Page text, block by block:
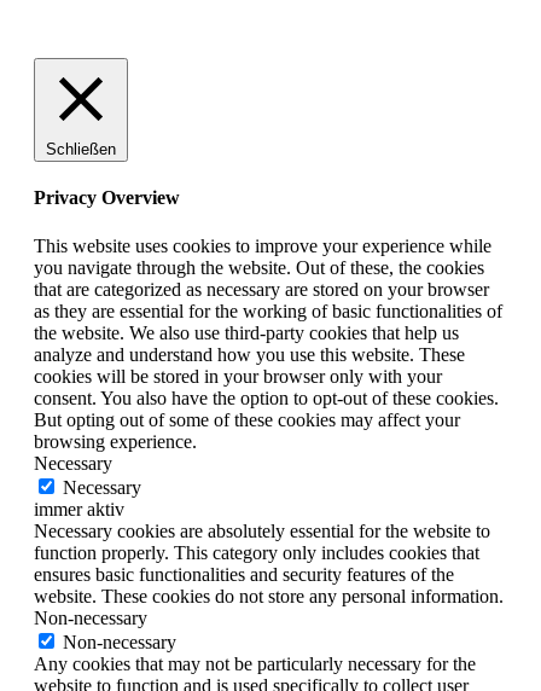
Schließen
Privacy Overview
This website uses cookies to improve your experience while
you navigate through the website. Out of these, the cookies
that are categorized as necessary are stored on your browser
as they are essential for the working of basic functionalities of
the website. We also use third-party cookies that help us
analyze and understand how you use this website. These
cookies will be stored in your browser only with your
consent. You also have the option to opt-out of these cookies.
But opting out of some of these cookies may affect your
browsing experience.
Necessary
Necessary
immer aktiv
Necessary cookies are absolutely essential for the website to
function properly. This category only includes cookies that
ensures basic functionalities and security features of the
website. These cookies do not store any personal information.
Non-necessary
Non-necessary
Any cookies that may not be particularly necessary for the
website to function and is used specifically to collect user